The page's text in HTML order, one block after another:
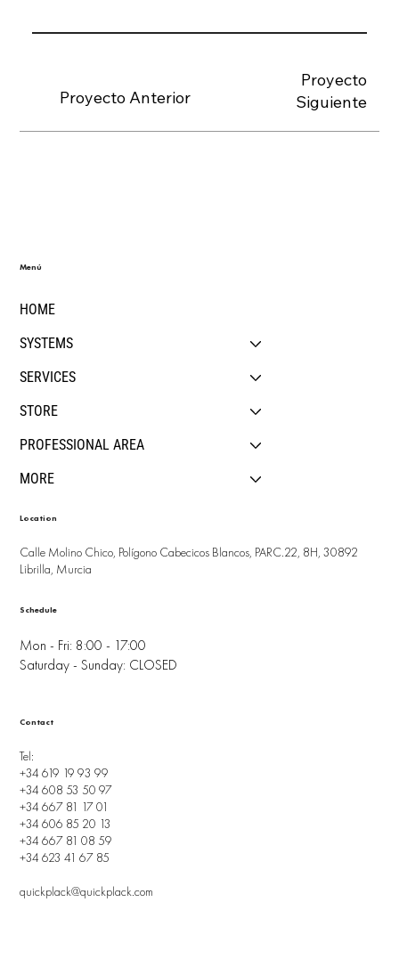
Proyecto
Siguiente
Proyecto Anterior
HOME
SYSTEMS
SERVICES
STORE
PROFESSIONAL AREA
MORE
Menú
Location
Calle Molino Chico, Polígono Cabecicos Blancos, PARC.22, 8H, 30892
Librilla, Murcia
Mon - Fri: 8:00 - 17:00
Saturday - Sunday: CLOSED
Schedule
Tel:
+34 619 19 93 99
+34 608 53 50 97
+34 667 81 17 01
+34 606 85 20 13
+34 667 81 08 59
+34 623 41 67 85
quickplack@quickplack.com
Contact